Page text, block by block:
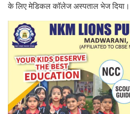
के लिए मेडिकल कॉलेज अस्पताल भेज दिया।